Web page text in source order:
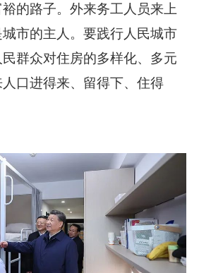
的路子。外来务工人员来上
市的主人。要践行人民城市
群众对住房的多样化、多元
口进得来、留得下、住得